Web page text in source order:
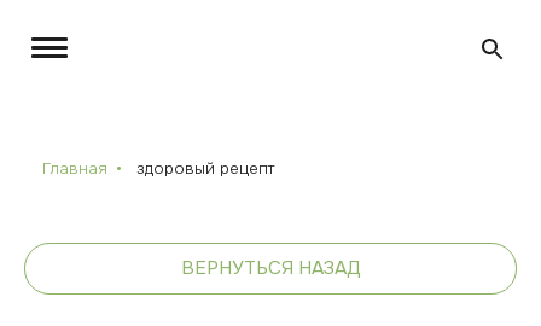
Главная здоровый рецепт
ВЕРНУТЬСЯ НАЗАД